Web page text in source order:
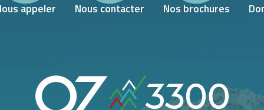
appeler Nous contacter Nos brochures